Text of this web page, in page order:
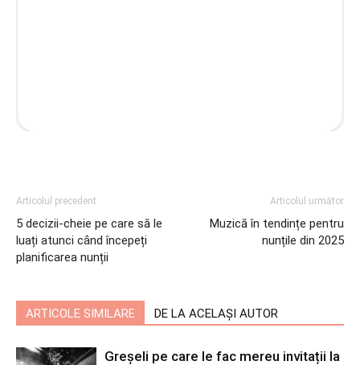
Articolul precedent
5 decizii-cheie pe care să le
luați atunci când începeți
planificarea nunții
Articolul următor
Muzică în tendințe pentru
nunțile din 2025
ARTICOLE SIMILARE DE LA ACELAȘI AUTOR
Greșeli pe care le fac mereu invitații la